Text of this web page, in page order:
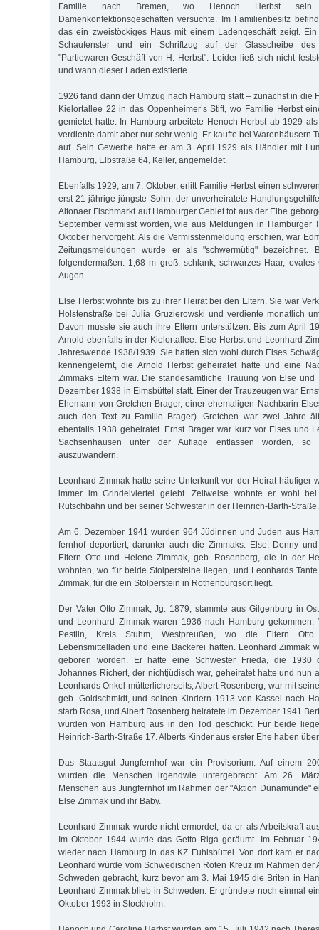
Familie nach Bremen, wo Henoch Herbst
Damenkonfektionsgeschäften versuchte. Im Familienbesitz
das ein zweistöckiges Haus mit einem Ladengeschäft zeigt.
Schaufenster und ein Schriftzug auf der Glasscheibe des
"Partiewaren-Geschäft von H. Herbst". Leider ließ sich nicht
und wann dieser Laden existierte.
1926 fand dann der Umzug nach Hamburg statt – zunächst in die
Kielortallee 22 in das Oppenheimer’s Stift, wo Familie Herbst
gemietet hatte. In Hamburg arbeitete Henoch Herbst ab 1929
verdiente damit aber nur sehr wenig. Er kaufte bei Warenhäusern
auf. Sein Gewerbe hatte er am 3. April 1929 als Händler mit
Hamburg, Elbstraße 64, Keller, angemeldet.
Ebenfalls 1929, am 7. Oktober, erlitt Familie Herbst einen
erst 21-jährige jüngste Sohn, der unverheiratete
Altonaer Fischmarkt auf Hamburger Gebiet tot aus der Elbe
September vermisst worden, wie aus Meldungen in Hamburger
Oktober hervorgeht. Als die Vermisstenmeldung erschien, war
Zeitungsmeldungen wurde er als "schwermütig" bezeichnet.
folgendermaßen: 1,68 m groß, schlank, schwarzes Haar, ovales
Augen.
Else Herbst wohnte bis zu ihrer Heirat bei den Eltern. Sie war
Holstenstraße bei Julia Gruzierowski und verdiente monatlich
Davon musste sie auch ihre Eltern unterstützen. Bis zum April
Arnold ebenfalls in der Kielortallee. Else Herbst und Leonhard
Jahreswende 1938/1939. Sie hatten sich wohl durch Elses
kennengelernt, die Arnold Herbst geheiratet hatte und eine
Zimmaks Eltern war. Die standesamtliche Trauung von Else
Dezember 1938 in Eimsbüttel statt. Einer der Trauzeugen war
Ehemann von Gretchen Brager, einer ehemaligen Nachbarin
auch den Text zu Familie Brager). Gretchen war zwei Jahre
ebenfalls 1938 geheiratet. Ernst Brager war kurz vor Elses und
Sachsenhausen unter der Auflage entlassen worden, so
auszuwandern.
Leonhard Zimmak hatte seine Unterkunft vor der Heirat häufiger
immer im Grindelviertel gelebt. Zeitweise wohnte er wohl
Rutschbahn und bei seiner Schwester in der Heinrich-Barth-Straße.
Am 6. Dezember 1941 wurden 964 Jüdinnen und Juden aus
fernhof deportiert, darunter auch die Zimmaks: Else, Denny
Eltern Otto und Helene Zimmak, geb. Rosenberg, die in der
wohnten, wo für beide Stolpersteine liegen, und Leonhards
Zimmak, für die ein Stolperstein in Rothenburgsort liegt.
Der Vater Otto Zimmak, Jg. 1879, stammte aus Gilgenburg in
und Leonhard Zimmak waren 1936 nach Hamburg
Pestlin, Kreis Stuhm, Westpreußen, wo die Eltern
Lebensmittelladen und eine Bäckerei hatten. Leonhard Zimmak
geboren worden. Er hatte eine Schwester Frieda, die 1930
Johannes Richert, der nichtjüdisch war, geheiratet hatte und nun
Leonhards Onkel mütterlicherseits, Albert Rosenberg, war mit
geb. Goldschmidt, und seinen Kindern 1913 von Kassel nach
starb Rosa, und Albert Rosenberg heiratete im Dezember 1941
wurden von Hamburg aus in den Tod geschickt. Für beide
Heinrich-Barth-Straße 17. Alberts Kinder aus erster Ehe haben
Das Staatsgut Jungfernhof war ein Provisorium. Auf einem
wurden die Menschen irgendwie untergebracht. Am 26.
Menschen aus Jungfernhof im Rahmen der "Aktion Dünamünde"
Else Zimmak und ihr Baby.
Leonhard Zimmak wurde nicht ermordet, da er als Arbeitskraft
Im Oktober 1944 wurde das Getto Riga geräumt. Im Februar
wieder nach Hamburg in das KZ Fuhlsbüttel. Von dort kam er
Leonhard wurde vom Schwedischen Roten Kreuz im Rahmen der
Schweden gebracht, kurz bevor am 3. Mai 1945 die Briten in
Leonhard Zimmak blieb in Schweden. Er gründete noch einmal
Oktober 1993 in Stockholm.